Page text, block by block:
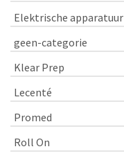
Elektrische apparatuur
geen-categorie
Klear Prep
Lecenté
Promed
Roll On